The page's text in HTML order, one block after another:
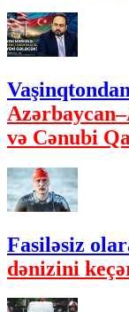
və Cənubi
Fasiləsiz
dənizini